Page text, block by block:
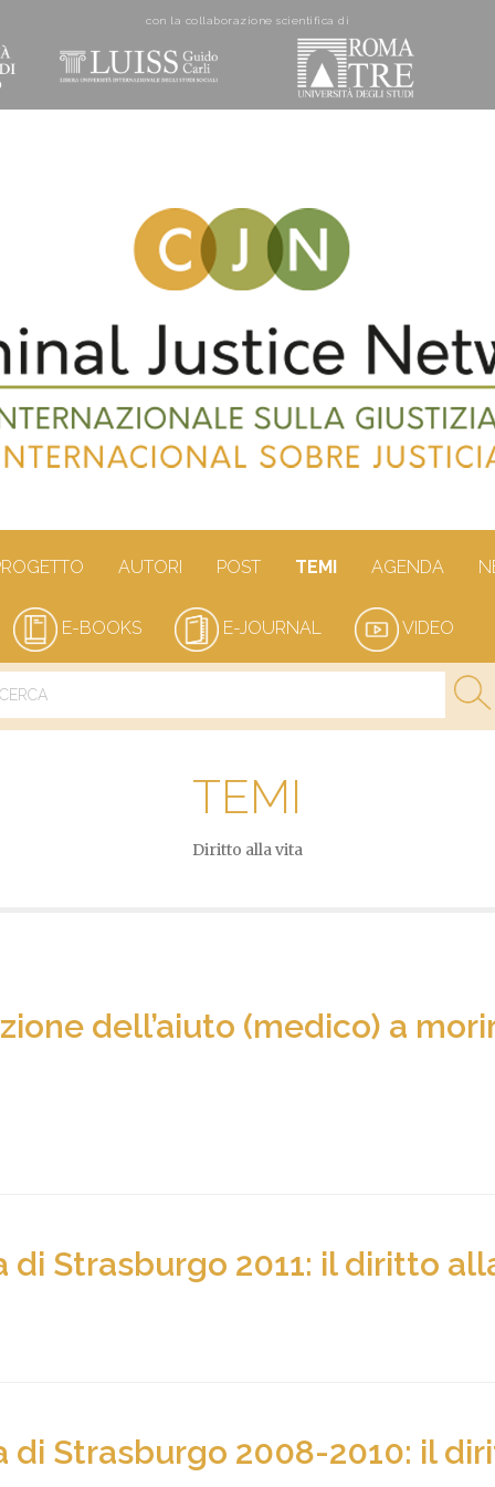
con la collaborazione scientifica di
AUTORI POST TEMI AGENDA
E-BOOKS E-JOURNAL VIDEO
TEMI
Diritto alla vita
dell’aiuto (medico) a
Strasburgo 2011: il diritto
di Strasburgo 2008-2010: il